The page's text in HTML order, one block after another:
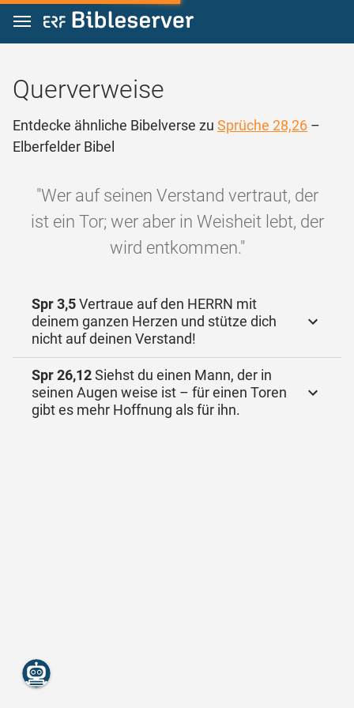
Zum Inhalt springen
Querverweise
Entdecke ähnliche Bibelverse zu Sprüche 28,26 –
Elberfelder Bibel
"Wer auf seinen Verstand vertraut, der
ist ein Tor; wer aber in Weisheit lebt, der
wird entkommen."
Spr 3,5Vertraue auf den HERRN mit
deinem ganzen Herzen und stütze dich
nicht auf deinen Verstand!
Spr 26,12Siehst du einen Mann, der in
seinen Augen weise ist – für einen Toren
gibt es mehr Hoffnung als für ihn.